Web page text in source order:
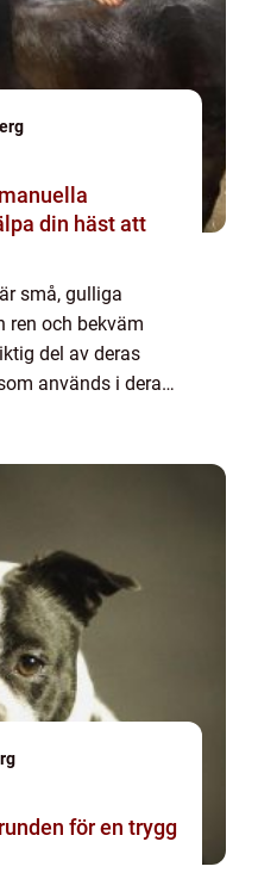
din häst att
små, gulliga
ren och bekväm
del av deras
används i deras